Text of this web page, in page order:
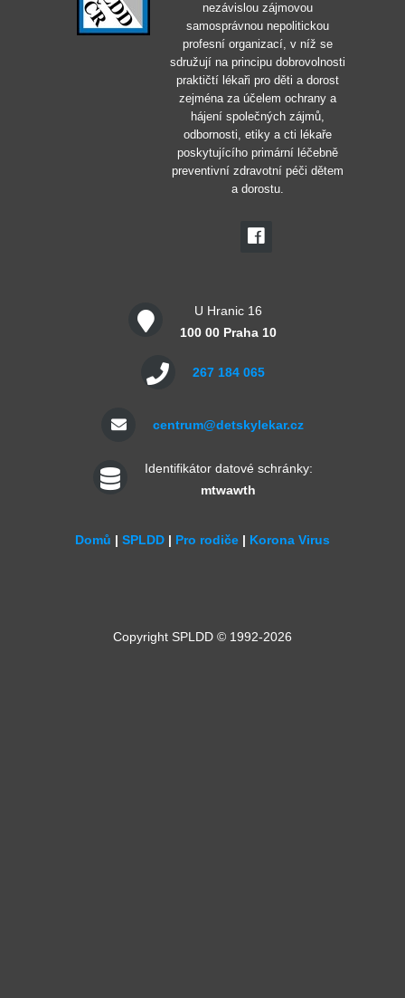
nezávislou zájmovou
samosprávnou nepolitickou
profesní organizací, v níž se
sdružují na principu dobrovolnosti
praktičtí lékaři pro děti a dorost
zejména za účelem ochrany a
hájení společných zájmů,
odbornosti, etiky a cti lékaře
poskytujícího primární léčebně
preventivní zdravotní péči dětem
a dorostu.
U Hranic 16
100 00 Praha 10
267 184 065
centrum@detskylekar.cz
Identifikátor datové schránky:
mtwawth
Domů | SPLDD | Pro rodiče | Korona Virus
Copyright SPLDD © 1992-2026